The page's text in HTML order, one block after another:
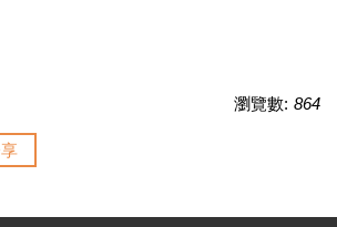
瀏覽數: 864